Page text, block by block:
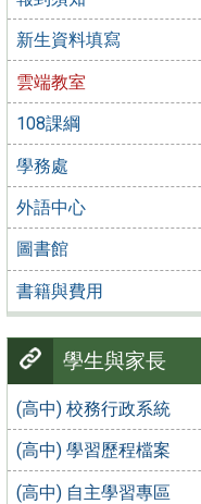
新生資料填寫
雲端教室
108課綱
學務處
外語中心
圖書館
書籍與費用
學生與家長
(高中) 校務行政系統
(高中) 學習歷程檔案
(高中) 自主學習專區